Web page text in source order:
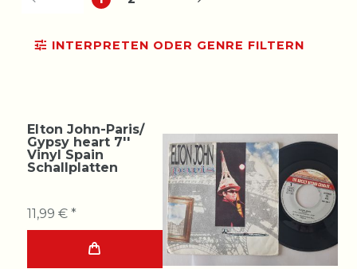
INTERPRETEN ODER GENRE FILTERN
Elton John-Paris/
Gypsy heart 7''
Vinyl Spain
Schallplatten
11,99 € *